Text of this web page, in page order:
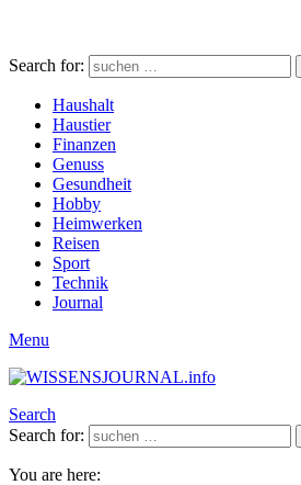
Search for:
Haushalt
Haustier
Finanzen
Genuss
Gesundheit
Hobby
Heimwerken
Reisen
Sport
Technik
Journal
Menu
Search
Search for:
You are here: